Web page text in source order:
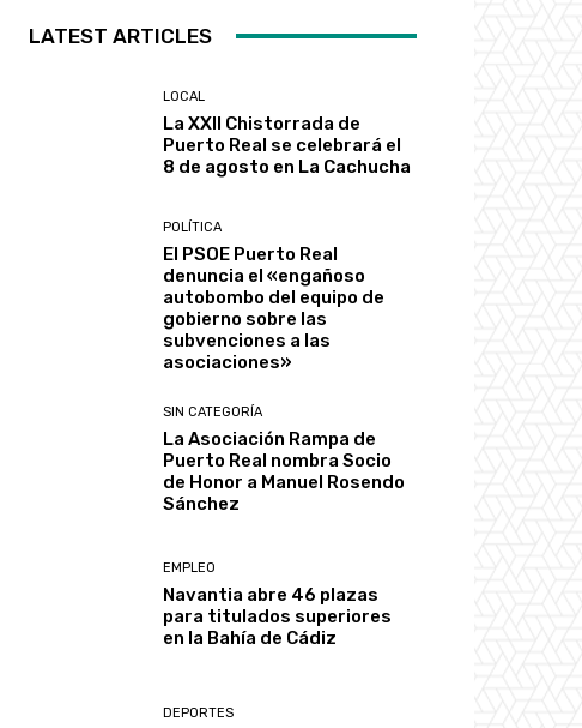
LATEST ARTICLES
LOCAL
La XXII Chistorrada de
Puerto Real se celebrará el
8 de agosto en La Cachucha
POLÍTICA
El PSOE Puerto Real
denuncia el «engañoso
autobombo del equipo de
gobierno sobre las
subvenciones a las
asociaciones»
SIN CATEGORÍA
La Asociación Rampa de
Puerto Real nombra Socio
de Honor a Manuel Rosendo
Sánchez
EMPLEO
Navantia abre 46 plazas
para titulados superiores
en la Bahía de Cádiz
DEPORTES